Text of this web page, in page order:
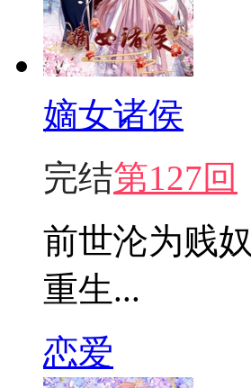
嫡女诸侯
完结第127回
前世沦为贱
重生...
恋爱